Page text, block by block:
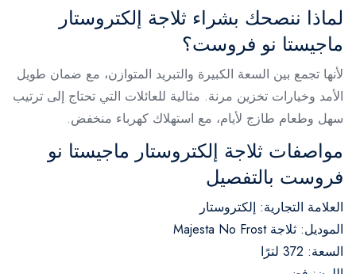
لماذا ننصحك بشراء ثلاجة إلكتروستار
ماجيستا نو فروست؟
لأنها تجمع بين السعة الكبيرة والتبريد المتوازن، مع ضمان طويل
الأمد وخيارات تخزين مرنة. مثالية للعائلات التي تحتاج إلى ترتيب
سهل وطعام طازج لأيام، مع استهلاك كهرباء منخفض.
مواصفات ثلاجة إلكتروستار ماجيستا نو
فروست بالتفصيل
العلامة التجارية: إلكتروستار
الموديل: ثلاجة Majesta No Frost
السعة: 372 لترًا